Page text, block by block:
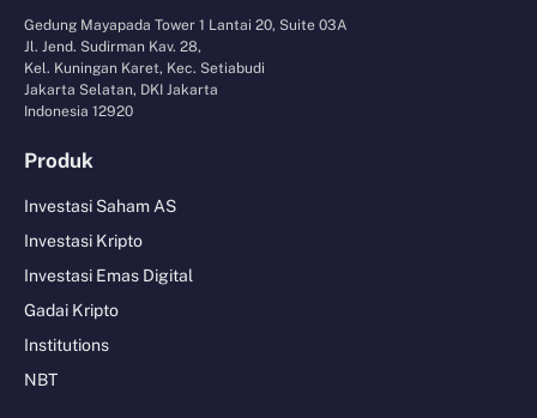
Gedung Mayapada Tower 1 Lantai 20, Suite 03A
Jl. Jend. Sudirman Kav. 28,
Kel. Kuningan Karet, Kec. Setiabudi
Jakarta Selatan, DKI Jakarta
Indonesia 12920
Produk
Investasi Saham AS
Investasi Kripto
Investasi Emas Digital
Gadai Kripto
Institutions
NBT